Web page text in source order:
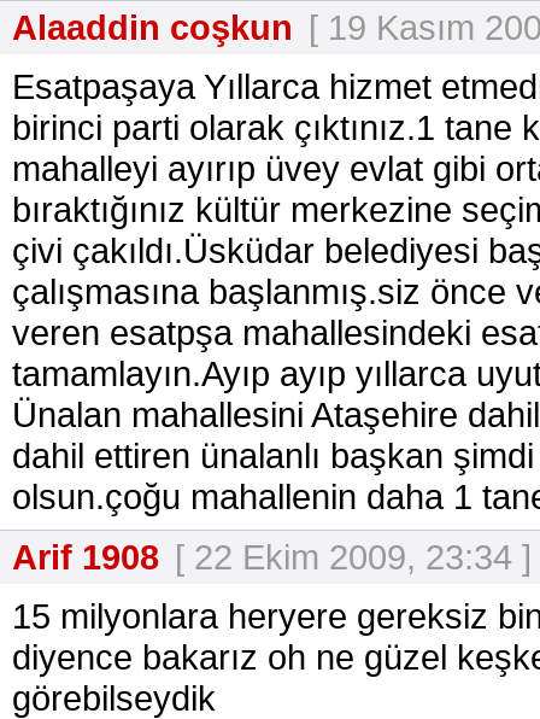
Alaaddin coşkun [ 19 Kasım
Esatpaşaya Yıllarca hizmet
birinci parti olarak çıktınız.1 tane
mahalleyi ayırıp üvey evlat gibi
bıraktığınız kültür merkezine
çivi çakıldı.Üsküdar belediyesi
çalışmasına başlanmış.siz önce
veren esatpşa mahallesindeki
tamamlayın.Ayıp ayıp yıllarca
Ünalan mahallesini Ataşehire
dahil ettiren ünalanlı başkan
olsun.çoğu mahallenin daha 1
Arif 1908 [ 22 Ekim 2009, 23:34 ]
15 milyonlara heryere gereksiz
diyence bakarız oh ne güzel
görebilseydik